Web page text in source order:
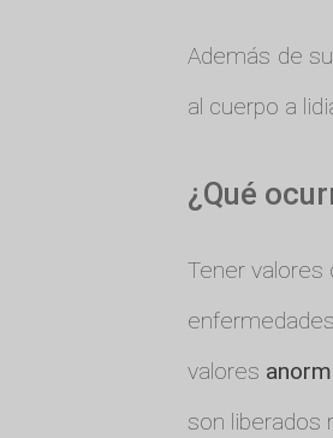
Además de
al cuerpo a
¿Qué
Tener valores
valores
son liberados